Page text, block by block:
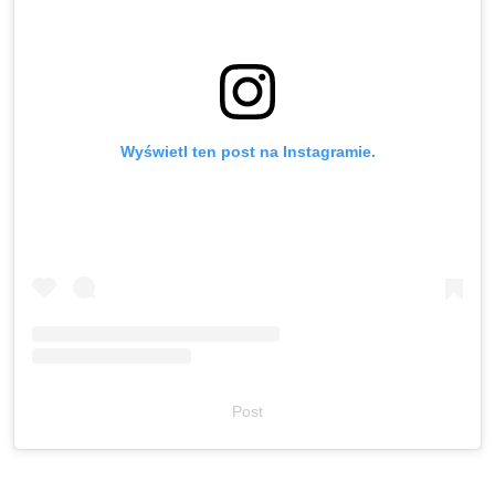
Wyświetl ten post na Instagramie.
Post